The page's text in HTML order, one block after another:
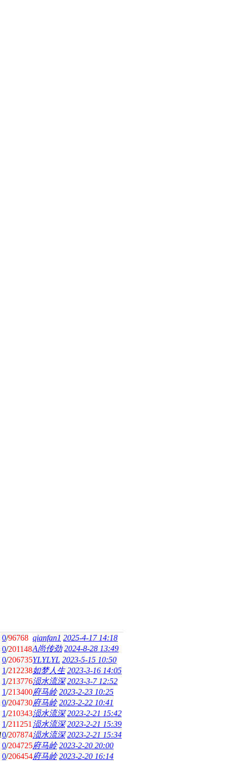
0/96768 qianfan1 2025-4-17 14:18
0/201148A尚传劲 2024-8-28 13:49
0/206735YLYLYL 2023-5-15 10:50
1/212238如梦人生 2023-3-16 14:05
1/213776涢水流深 2023-3-7 12:52
1/213400府马岭 2023-2-23 10:25
0/204730府马岭 2023-2-22 10:41
1/210343涢水流深 2023-2-21 15:42
1/211251 涢水流深 2023-2-21 15:39
0/207874涢水流深 2023-2-21 15:34
0/204725府马岭 2023-2-20 20:00
0/206454府马岭 2023-2-20 16:14